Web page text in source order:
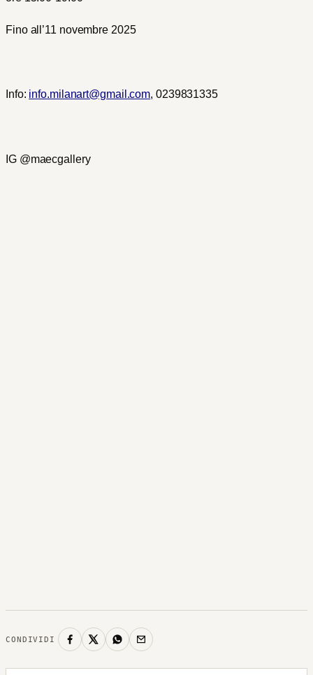
Fino all’11 novembre 2025
Info: info.milanart@gmail.com, 0239831335
IG @maecgallery
CONDIVIDI